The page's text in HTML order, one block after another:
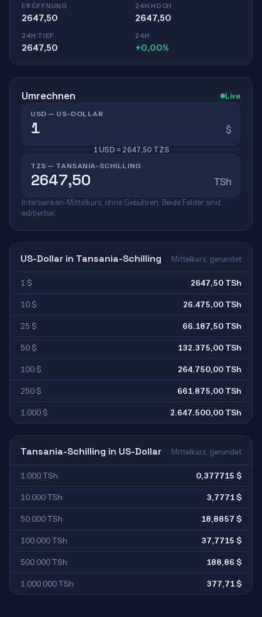
ERÖFFNUNG
2647,50
24H HOCH
2647,50
24H TIEF
2647,50
24H
+0,00%
Umrechnen Live
USD — US-DOLLAR
$
1 USD = 2647,50 TZS
TZS — TANSANIA-SCHILLING
TSh
Interbanken-Mittelkurs, ohne Gebühren. Beide Felder sind
editierbar.
US-Dollar in Tansania-Schilling Mittelkurs, gerundet
1 $ 2647,50 TSh
10 $ 26.475,00 TSh
25 $ 66.187,50 TSh
50 $ 132.375,00 TSh
100 $ 264.750,00 TSh
250 $ 661.875,00 TSh
1.000 $ 2.647.500,00 TSh
Tansania-Schilling in US-Dollar Mittelkurs, gerundet
1.000 TSh 0,377715 $
10.000 TSh 3,7771 $
50.000 TSh 18,8857 $
100.000 TSh 37,7715 $
500.000 TSh 188,86 $
1.000.000 TSh 377,71 $